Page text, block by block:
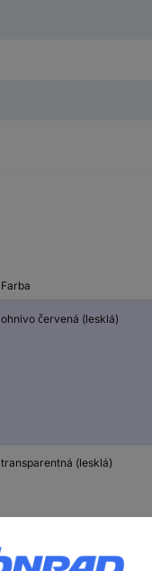
Farba
ohnivo červená (lesklá)
transparentná (lesklá)